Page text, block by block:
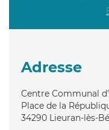
Adresse
Centre Communal
Place de la
34290 Lieuran-lès-